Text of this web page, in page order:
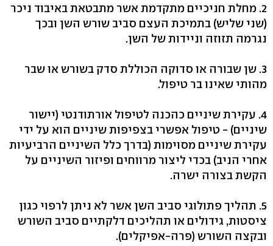
2. מחלת חניכיים מתקדמת אשר מתבטאת באיבוד ניכר
(שני שליש) בתמיכת העצם סביב שורש השן ובכך
נגרמה תזוזה וניידות של השן.
3. שן שבורה או סדוקה הכוללת סדק בשורש או שבר
מהותי שאינו בר טיפול.
4. עקירת שיניים כהכנה לטיפול אורתודנטי (יישור
שיניים) - טיפול אפשרי בצפיפות שיניים הוא על ידי
עקירת שיניים מסוימות (בדרך כלל השיניים הרביעיות
אחרי הניב) בכדי ליצור מרווחים ופיזור השיניים על
הקשת בצורה ישרה.
5. תהליך פתולוגי סביב השן אשר לא ניתן לרפוי כגון
ציסטות, גידולים או תהליכים דלקתיים סביב השורש
ובקצה השורש (פרה-אפיקלים).